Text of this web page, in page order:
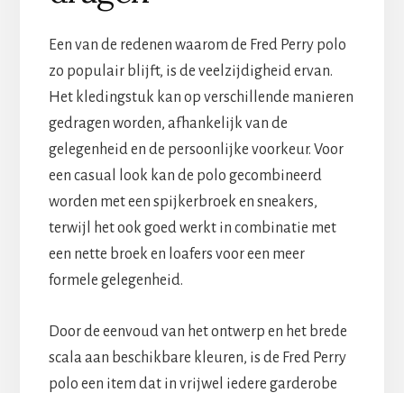
Een van de redenen waarom de Fred Perry polo
zo populair blijft, is de veelzijdigheid ervan.
Het kledingstuk kan op verschillende manieren
gedragen worden, afhankelijk van de
gelegenheid en de persoonlijke voorkeur. Voor
een casual look kan de polo gecombineerd
worden met een spijkerbroek en sneakers,
terwijl het ook goed werkt in combinatie met
een nette broek en loafers voor een meer
formele gelegenheid.
Door de eenvoud van het ontwerp en het brede
scala aan beschikbare kleuren, is de Fred Perry
polo een item dat in vrijwel iedere garderobe